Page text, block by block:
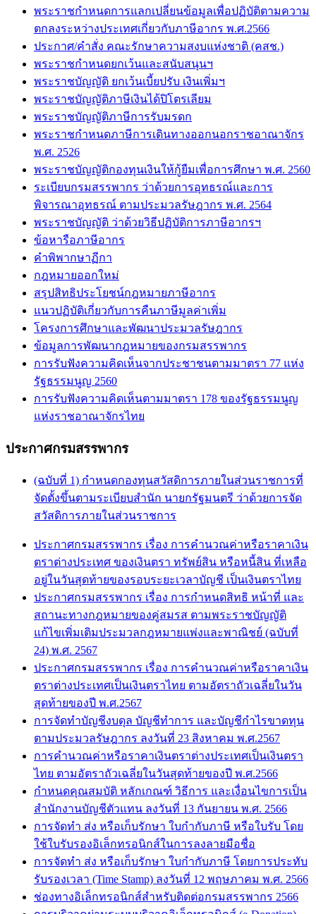
พระราชกำหนดการแลกเปลี่ยนข้อมูลเพื่อปฏิบัติตามความ
ตกลงระหว่างประเทศเกี่ยวกับภาษีอากร พ.ศ.2566
ประกาศ/คำสั่ง คณะรักษาความสงบแห่งชาติ (คสช.)
พระราชกำหนดยกเว้นและสนับสนุนฯ
พระราชบัญญัติ ยกเว้นเบี้ยปรับ เงินเพิ่มฯ
พระราชบัญญัติภาษีเงินได้ปิโตรเลียม
พระราชบัญญัติภาษีการรับมรดก
พระราชกำหนดภาษีการเดินทางออกนอกราชอาณาจักร
พ.ศ. 2526
พระราชบัญญัติกองทุนเงินให้กู้ยืมเพื่อการศึกษา พ.ศ. 2560
ระเบียบกรมสรรพากร ว่าด้วยการอุทธรณ์และการ
พิจารณาอุทธรณ์ ตามประมวลรัษฎากร พ.ศ. 2564
พระราชบัญญัติ ว่าด้วยวิธีปฏิบัติการภาษีอากรฯ
ข้อหารือภาษีอากร
คำพิพากษาฏีกา
กฎหมายออกใหม่
สรุปสิทธิประโยชน์กฎหมายภาษีอากร
แนวปฏิบัติเกี่ยวกับการคืนภาษีมูลค่าเพิ่ม
โครงการศึกษาและพัฒนาประมวลรัษฎากร
ข้อมูลการพัฒนากฎหมายของกรมสรรพากร
การรับฟังความคิดเห็นจากประชาชนตามมาตรา 77 แห่ง
รัฐธรรมนูญ 2560
การรับฟังความคิดเห็นตามมาตรา 178 ของรัฐธรรมนูญ
แห่งราชอาณาจักรไทย
ประกาศกรมสรรพากร
(ฉบับที่ 1) กำหนดกองทุนสวัสดิการภายในส่วนราชการที่
จัดตั้งขึ้นตามระเบียบสำนัก นายกรัฐมนตรี ว่าด้วยการจัด
สวัสดิการภายในส่วนราชการ
ประกาศกรมสรรพากร เรื่อง การคำนวณค่าหรือราคาเงิน
ตราต่างประเทศ ของเงินตรา ทรัพย์สิน หรือหนี้สิน ที่เหลือ
อยู่ในวันสุดท้ายของรอบระยะเวลาบัญชี เป็นเงินตราไทย
ประกาศกรมสรรพากร เรื่อง การกำหนดสิทธิ หน้าที่ และ
สถานะทางกฎหมายของคู่สมรส ตามพระราชบัญญัติ
แก้ไขเพิ่มเติมประมวลกฎหมายแพ่งและพาณิชย์ (ฉบับที่
24) พ.ศ. 2567
ประกาศกรมสรรพากร เรื่อง การคำนวณค่าหรือราคาเงิน
ตราต่างประเทศเป็นเงินตราไทย ตามอัตราถัวเฉลี่ยในวัน
สุดท้ายของปี พ.ศ.2567
การจัดทำบัญชีงบดุล บัญชีทำการ และบัญชีกำไรขาดทุน
ตามประมวลรัษฎากร ลงวันที่ 23 สิงหาคม พ.ศ.2567
การคำนวณค่าหรือราคาเงินตราต่างประเทศเป็นเงินตรา
ไทย ตามอัตราถัวเฉลี่ยในวันสุดท้ายของปี พ.ศ.2566
กำหนดคุณสมบัติ หลักเกณฑ์ วิธีการ และเงื่อนไขการเป็น
สำนักงานบัญชีตัวแทน ลงวันที่ 13 กันยายน พ.ศ. 2566
การจัดทำ ส่ง หรือเก็บรักษา ใบกำกับภาษี หรือใบรับ โดย
ใช้ใบรับรองอิเล็กทรอนิกส์ในการลงลายมือชื่อ
การจัดทำ ส่ง หรือเก็บรักษา ใบกำกับภาษี โดยการประทับ
รับรองเวลา (Time Stamp) ลงวันที่ 12 พฤษภาคม พ.ศ. 2566
ช่องทางอิเล็กทรอนิกส์สำหรับติดต่อกรมสรรพากร 2566